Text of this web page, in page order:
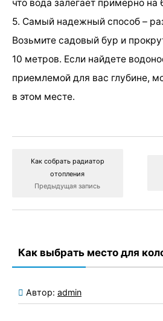
что вода залегает примерно на
5. Самый надежный способ –
Возьмите садовый бур и
10 метров. Если найдете
приемлемой для вас глубине,
в этом месте.
Как собрать радиатор
отопления
Предыдущая запись
Как выбрать место для
Автор: admin